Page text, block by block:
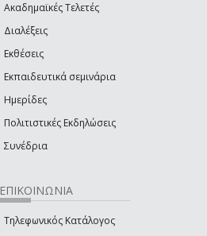
Ακαδημαϊκές Τελετές
Διαλέξεις
Εκθέσεις
Εκπαιδευτικά σεμινάρια
Ημερίδες
Πολιτιστικές Εκδηλώσεις
Συνέδρια
ΕΠΙΚΟΙΝΩΝΙΑ
Τηλεφωνικός Κατάλογος